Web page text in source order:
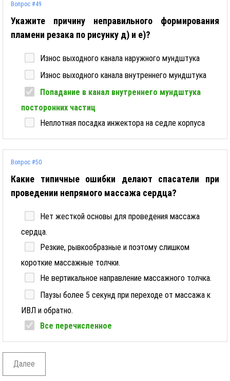
Вопрос #49
Укажите причину неправильного формирования
пламени резака по рисунку д) и е)?
Износ выходного канала наружного мундштука
Износ выходного канала внутреннего мундштука
Попадание в канал внутреннего мундштука
посторонних частиц
Неплотная посадка инжектора на седле корпуса
Вопрос #50
Какие типичные ошибки делают спасатели при
проведении непрямого массажа сердца?
Нет жесткой основы для проведения массажа
сердца.
Резкие, рывкообразные и поэтому слишком
короткие массажные толчки.
Не вертикальное направление массажного толчка.
Паузы более 5 секунд при переходе от массажа к
ИВЛ и обратно.
Все перечисленное
Далее